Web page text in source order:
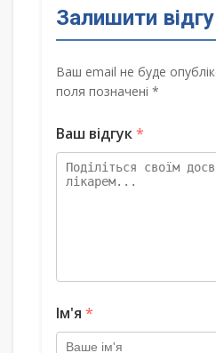
Залишити
Ваш email не буде
поля позначені *
Ваш відгук*
Ім'я *